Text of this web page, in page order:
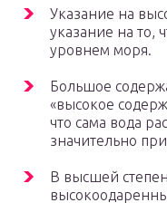
Указание на
указание на то,
уровнем моря.
Большое
«высокое
что сама вода
значительно
В высшей